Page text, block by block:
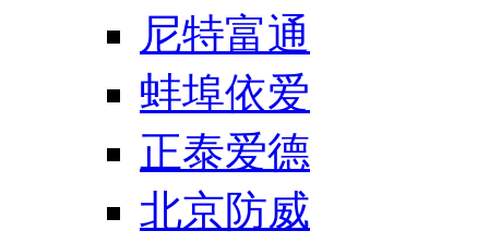
尼特富通
蚌埠依爱
正泰爱德
北京防威